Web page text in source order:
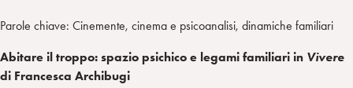
Parole chiave: Cinemente, cinema e psicoanalisi, dinamiche familiari
Abitare il troppo: spazio psichico e legami familiari in Vivere
di Francesca Archibugi